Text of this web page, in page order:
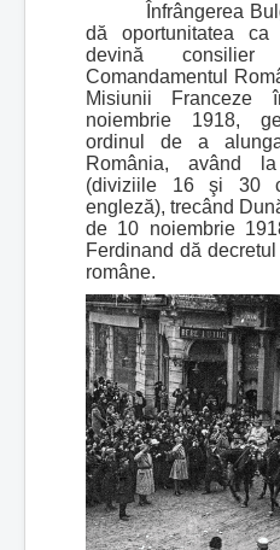
Înfrângerea
dă oportunitatea ca
devină
Comandamentul
Misiunii
noiembrie 1918,
ordinul de a
România, având
(diviziile 16 şi 30
engleză), trecând
de 10 noiembrie
Ferdinand dă
române.